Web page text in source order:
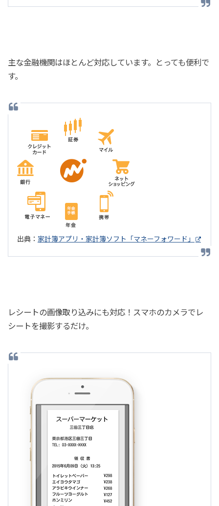
主な金融機関はほとんど対応しています。とっても便利で
す。
出典： 家計簿アプリ・家計簿ソフト「マネーフォワード」
レシートの画像取り込みにも対応！スマホのカメラでレ
シートを撮影するだけ。